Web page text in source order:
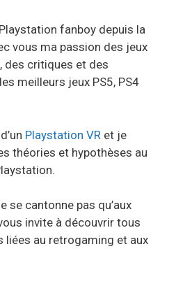
fanboy depuis la
vous ma passion des jeux
des critiques et des
meilleurs jeux PS5, PS4
Playstation VR et je
théories et hypothèses au
se cantonne pas qu’aux
invite à découvrir tous
liées au retrogaming et aux